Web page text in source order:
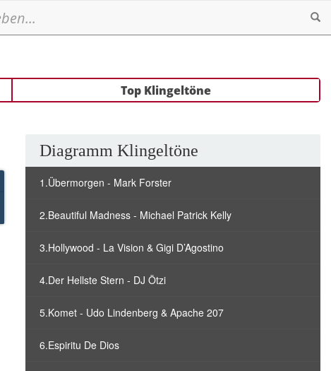
Top Klingeltöne
Diagramm Klingeltöne
1.Übermorgen - Mark Forster
2.Beautiful Madness - Michael Patrick Kelly
3.Hollywood - La Vision & Gigi D’Agostino
4.Der Hellste Stern - DJ Ötzi
5.Komet - Udo Lindenberg & Apache 207
6.Espiritu De Dios